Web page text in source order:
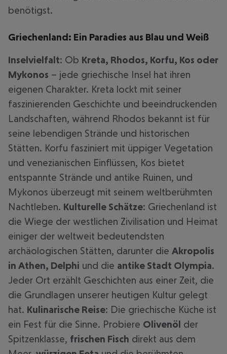
benötigst.
Griechenland: Ein Paradies aus Blau und Weiß
Inselvielfalt: Ob Kreta, Rhodos, Korfu, Kos oder
Mykonos – jede griechische Insel hat ihren
eigenen Charakter. Kreta lockt mit seiner
faszinierenden Geschichte und beeindruckenden
Landschaften, während Rhodos bekannt ist für
seine lebendigen Strände und historischen
Stätten. Korfu fasziniert mit üppiger Vegetation
und venezianischen Einflüssen, Kos bietet
entspannte Strände und antike Ruinen, und
Mykonos überzeugt mit seinem weltberühmten
Nachtleben. Kulturelle Schätze: Griechenland ist
die Wiege der westlichen Zivilisation und Heimat
einiger der weltweit bedeutendsten
archäologischen Stätten, darunter die Akropolis
in Athen, Delphi und die antike Stadt Olympia.
Jeder Ort erzählt Geschichten aus einer Zeit, die
die Grundlagen unserer heutigen Kultur gelegt
hat. Kulinarische Reise: Die griechische Küche ist
ein Fest für die Sinne. Probiere Olivenöl der
Spitzenklasse, frischen Fisch direkt aus dem